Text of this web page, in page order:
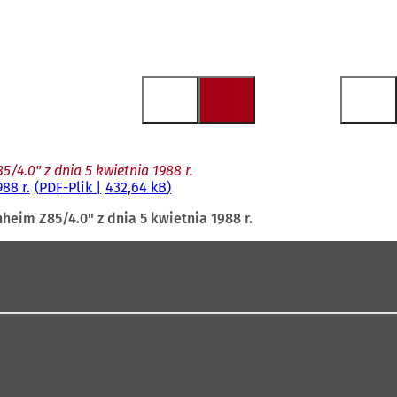
4.0" z dnia 5 kwietnia 1988 r.
r. PDF-Plik 432,64 kB
Z85/4.0" z dnia 5 kwietnia 1988 r.